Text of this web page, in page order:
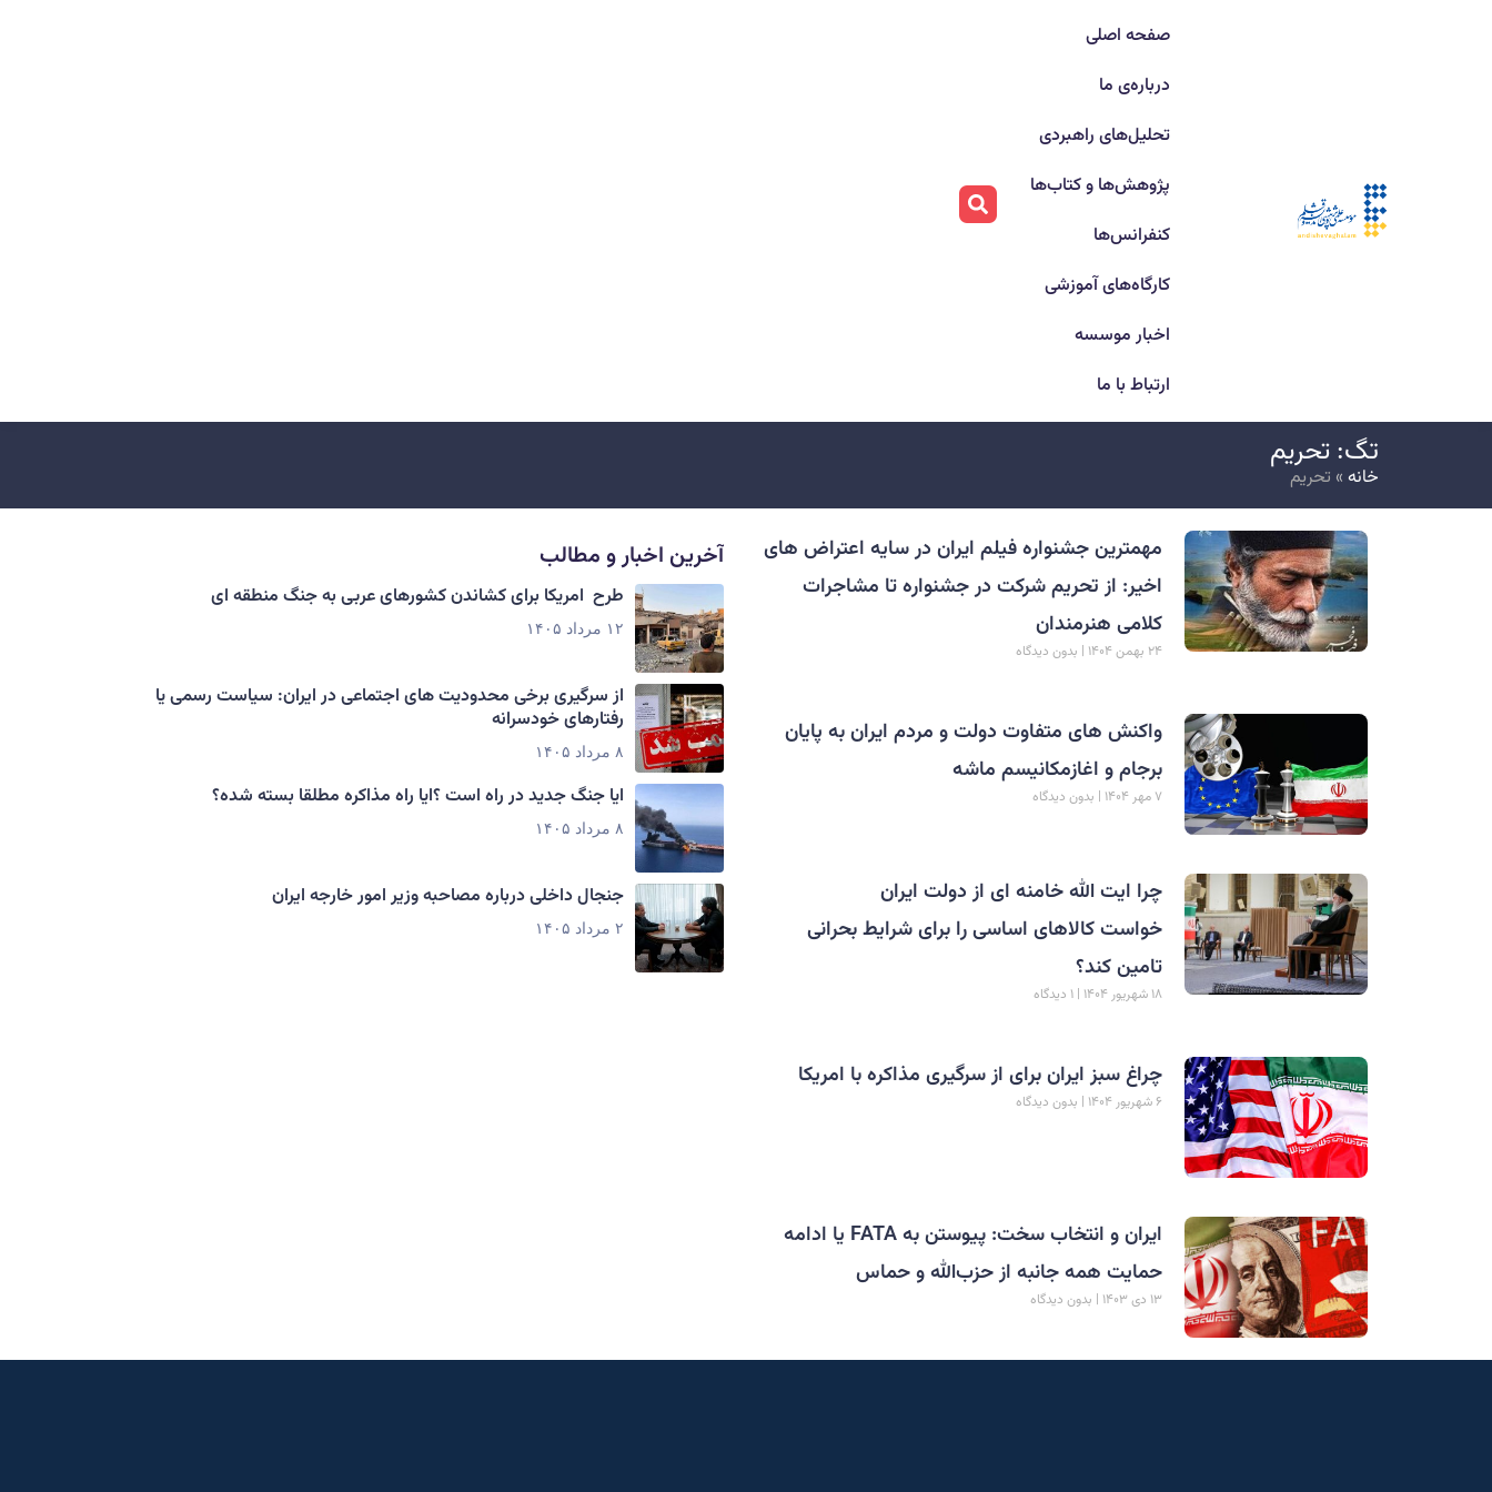
صفحه اصلی
درباره‌ی ما
تحلیل‌های راهبردی
پژوهش‌ها و کتاب‌ها
کنفرانس‌ها
کارگاه‌های آموزشی
اخبار موسسه
ارتباط با ما
تگ: تحریم
خانه » تحریم
مهمترین جشنواره فیلم ایران در سایه اعتراض های
اخیر: از تحریم شرکت در جشنواره تا مشاجرات
کلامی هنرمندان
۲۴ بهمن ۱۴۰۴ بدون دیدگاه
واکنش های متفاوت دولت و مردم ایران به پایان
برجام و اغازمکانیسم ماشه
۷ مهر ۱۴۰۴ بدون دیدگاه
چرا ایت الله خامنه ای از دولت ایران
خواست کالاهای اساسی را برای شرایط بحرانی
تامین کند؟
۱۸ شهریور ۱۴۰۴
چراغ سبز ایران برای از سرگیری مذاکره با امریکا
۶ شهریور ۱۴۰۴ بدون دیدگاه
ایران و انتخاب سخت: پیوستن به FATA یا ادامه
حمایت همه جانبه از حزب‌الله و حماس
۱۳ دی ۱۴۰۳ بدون دیدگاه
آخرین اخبار و مطالب
طرح امریکا برای کشاندن کشورهای عربی به جنگ منطقه ای
۱۲ مرداد ۱۴۰۵
از سرگیری برخی محدودیت های اجتماعی در ایران: سیاست رسمی یا
رفتارهای خودسرانه
۸ مرداد ۱۴۰۵
ایا جنگ جدید در راه است ؟ایا راه مذاکره مطلقا بسته شده؟
۸ مرداد ۱۴۰۵
جنجال داخلی درباره مصاحبه وزیر امور خارجه ایران
۲ مرداد ۱۴۰۵